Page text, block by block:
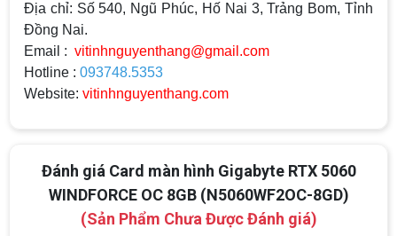
Địa chỉ: Số 540, Ngũ Phúc, Hố Nai 3, Trảng Bom, Tỉnh
Đồng Nai.
Email : vitinhnguyenthang@gmail.com
Hotline : 093748.5353
Website: vitinhnguyenthang.com
Đánh giá Card màn hình Gigabyte RTX 5060
WINDFORCE OC 8GB (N5060WF2OC-8GD)
(Sản Phẩm Chưa Được Đánh giá)
Top 18 tựa game PC huyền thoại gắn liền
với tuổi thơ của game thủ Việt vào những
năm 2000
Top 18 tựa game PC huyền thoại gắn liền với tuổi